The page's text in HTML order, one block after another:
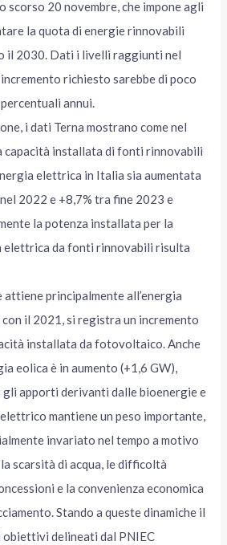
scorso 20 novembre, che impone agli
la quota di energie rinnovabili
il 2030. Dati i livelli raggiunti nel
richiesto sarebbe di poco
annui.
i dati Terna mostrano come nel
installata di fonti rinnovabili
elettrica in Italia sia aumentata
2022 e +8,7% tra fine 2023 e
la potenza installata per la
elettrica da fonti rinnovabili risulta
attiene principalmente all’energia
il 2021, si registra un incremento
installata da fotovoltaico. Anche
eolica è in aumento (+1,6 GW),
gli apporti derivanti dalle bioenergie e
mantiene un peso importante,
invariato nel tempo a motivo
scarsità di acqua, le difficoltà
e la convenienza economica
Stando a queste dinamiche il
delineati dal PNIEC